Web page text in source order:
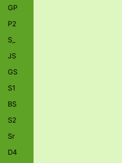
GP
P2
S_
JS
GS
S1
BS
S2
Sr
D4